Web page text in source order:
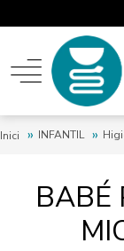
Inici INFANTIL
BABÉ